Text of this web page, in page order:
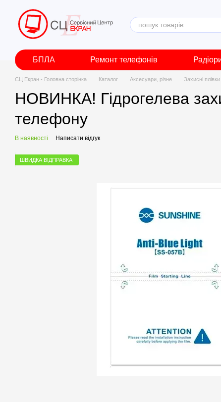
Перейти до основного контенту
БПЛА Ремонт телефонів
СЦ Екран - Головна сторінка Каталог Аксесуари, різне Захисні
НОВИНКА! Гідрогелева
телефону
В наявності Написати відгук
ШВИДКА ВІДПРАВКА